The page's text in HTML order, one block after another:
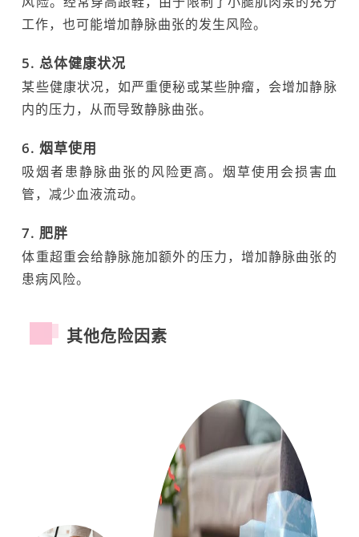
工作，也可能增加静脉曲张的发生风险。
5. 总体健康状况
某些健康状况，如严重便秘或某些肿瘤，会增加静脉
内的压力，从而导致静脉曲张。
6. 烟草使用
吸烟者患静脉曲张的风险更高。烟草使用会损害血
管，减少血液流动。
7. 肥胖
体重超重会给静脉施加额外的压力，增加静脉曲张的
患病风险。
其他危险因素